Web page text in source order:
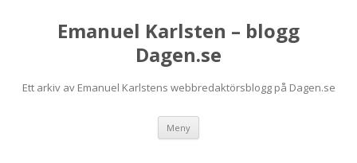
Emanuel Karlsten – blogg
Dagen.se
Ett arkiv av Emanuel Karlstens webbredaktörsblogg på Dagen.se
Meny